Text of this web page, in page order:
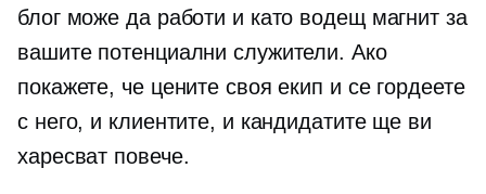
блог може да работи и като водещ магнит за
вашите потенциални служители. Ако
покажете, че цените своя екип и се гордеете
с него, и клиентите, и кандидатите ще ви
харесват повече.